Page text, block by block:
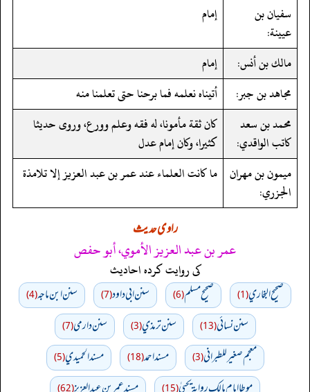
سفيان بن
عيينة:
إمام
مالك بن أنس:
إمام
مجاهد بن جبر:
أتيناه نعلمه فما برحنا حتى تعلمنا منه
محمد بن سعد
كاتب الواقدي:
كان ثقة مأمونا، له فقه وعلم وورع، وروى حديثا
كثيرا، وكان إمام عدل
ميمون بن مهران
الجزري:
ما كانت العلماء عند عمر بن عبد العزيز إلا تلامذة
راوی حدیث
عمر بن عبد العزيز الأموي، أبو حفص
کی روایت کردہ احادیث
صحيح البخاري(1) صحيح مسلم(6) سنن ابي داود(7) سنن ابن ماجه(4)
سنن نسائي(13) سنن ترمذي(3) سنن دارمي(7)
معجم صغير للطبراني(3) مسند احمد(18) مسند الحميدي(5)